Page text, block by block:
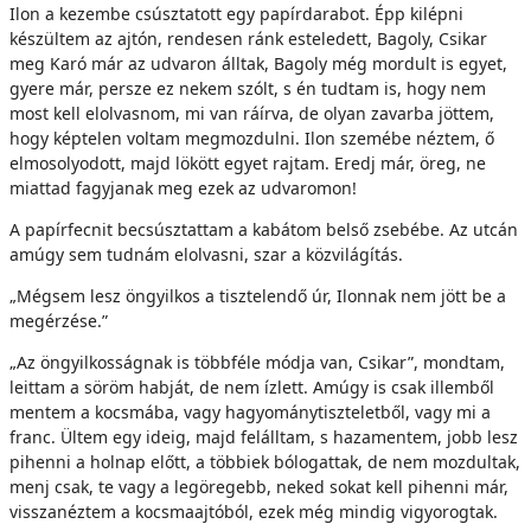
Ilon a kezembe csúsztatott egy papírdarabot. Épp kilépni
készültem az ajtón, rendesen ránk esteledett, Bagoly, Csikar
meg Karó már az udvaron álltak, Bagoly még mordult is egyet,
gyere már, persze ez nekem szólt, s én tudtam is, hogy nem
most kell elolvasnom, mi van ráírva, de olyan zavarba jöttem,
hogy képtelen voltam megmozdulni. Ilon szemébe néztem, ő
elmosolyodott, majd lökött egyet rajtam. Eredj már, öreg, ne
miattad fagyjanak meg ezek az udvaromon!
A papírfecnit becsúsztattam a kabátom belső zsebébe. Az utcán
amúgy sem tudnám elolvasni, szar a közvilágítás.
„Mégsem lesz öngyilkos a tisztelendő úr, Ilonnak nem jött be a
megérzése.”
„Az öngyilkosságnak is többféle módja van, Csikar”, mondtam,
leittam a söröm habját, de nem ízlett. Amúgy is csak illemből
mentem a kocsmába, vagy hagyománytiszteletből, vagy mi a
franc. Ültem egy ideig, majd felálltam, s hazamentem, jobb lesz
pihenni a holnap előtt, a többiek bólogattak, de nem mozdultak,
menj csak, te vagy a legöregebb, neked sokat kell pihenni már,
visszanéztem a kocsmaajtóból, ezek még mindig vigyorogtak.